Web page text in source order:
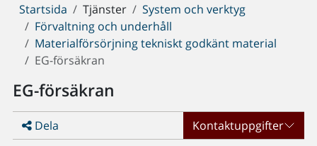
Du
är
här:
Startsida Tjänster
System och verktyg
Förvaltning och underhåll
Materialförsörjning tekniskt godkänt material
EG-försäkran
EG-försäkran
Dela Kontaktuppgifter